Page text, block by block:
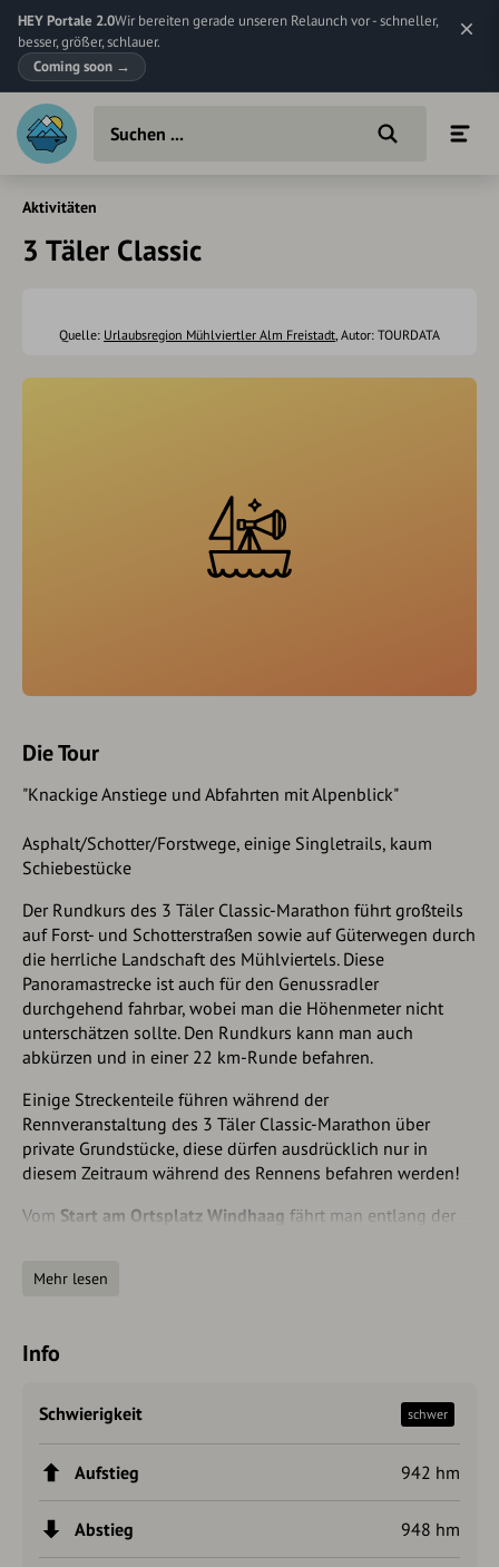
HEY Portale 2.0Wir bereiten gerade unseren Relaunch vor - schneller,
besser, größer, schlauer.
Coming soon →
Aktivitäten
3 Täler Classic
Quelle: Urlaubsregion Mühlviertler Alm Freistadt, Autor: TOURDATA
Die Tour
"Knackige Anstiege und Abfahrten mit Alpenblick"
Asphalt/Schotter/Forstwege, einige Singletrails, kaum
Schiebestücke
Der Rundkurs des 3 Täler Classic-Marathon führt großteils
auf Forst- und Schotterstraßen sowie auf Güterwegen durch
die herrliche Landschaft des Mühlviertels. Diese
Panoramastrecke ist auch für den Genussradler
durchgehend fahrbar, wobei man die Höhenmeter nicht
unterschätzen sollte. Den Rundkurs kann man auch
abkürzen und in einer 22 km-Runde befahren.
Einige Streckenteile führen während der
Rennveranstaltung des 3 Täler Classic-Marathon über
private Grundstücke, diese dürfen ausdrücklich nur in
diesem Zeitraum während des Rennens befahren werden!
Vom Start am Ortsplatz Windhaag fährt man entlang der
hinunter durch den Windhaager Schlossgraben, das
Runde befahren werden.
Die Natur ist immer für uns da. Da ist es nur fair, wenn auch
wir für die Natur da sind.
Fair Play Regeln fürs Mountainbikenbitte unbedingt
beachten!
Mehr lesen
Info
Schwierigkeit schwer
Aufstieg 942 hm
Abstieg 948 hm